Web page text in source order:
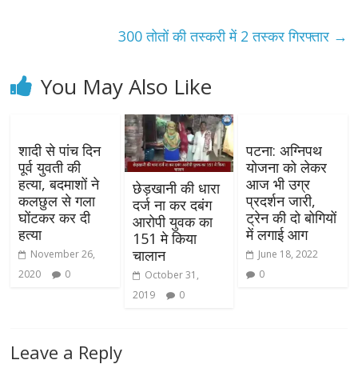
300 तोतों की तस्करी में 2 तस्कर गिरफ्तार →
You May Also Like
शादी से पांच दिन
पूर्व युवती की
हत्या, बदमाशों ने
कलछुल से गला
घोंटकर कर दी
हत्या
November 26,
2020
0
छेड़खानी की धारा
दर्ज ना कर दबंग
आरोपी युवक का
151 मे किया
चालान
October 31,
2019
0
पटना: अग्निपथ
योजना को लेकर
आज भी उग्र
प्रदर्शन जारी,
ट्रेन की दो बोगियों
में लगाई आग
June 18, 2022
0
Leave a Reply